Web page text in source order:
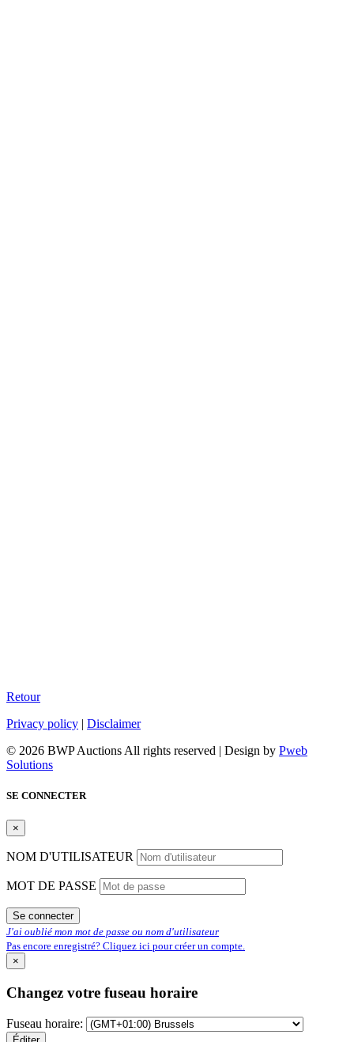
Retour
Privacy policy | Disclaimer
© 2026 BWP Auctions All rights reserved | Design by Pweb
Solutions
SE CONNECTER
×
NOM D'UTILISATEUR
MOT DE PASSE
Se connecter
J'ai oublié mon mot de passe ou nom d'utilisateur
Pas encore enregistré? Cliquez ici pour créer un compte.
×
Changez votre fuseau horaire
Fuseau horaire: